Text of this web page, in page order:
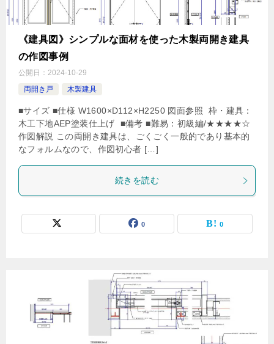
《建具図》シンプルな面材を使った木製両開き建具
の作図事例
公開日： 2024-10-29
両開き戸
木製建具
■サイズ ■仕様 W1600×D112×H2250 図面参照 枠・建具：
木工下地AEP塗装仕上げ ■備考 ■難易：初級編/★★★★☆
作図解説 この両開き建具は、ごくごく一般的であり基本的
なフォルムなので、作図初心者 […]
続きを読む
0 0